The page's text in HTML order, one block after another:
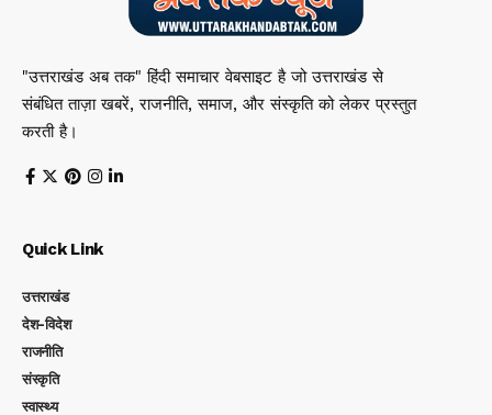
"उत्तराखंड अब तक" हिंदी समाचार वेबसाइट है जो उत्तराखंड से
संबंधित ताज़ा खबरें, राजनीति, समाज, और संस्कृति को लेकर प्रस्तुत
करती है।
Quick Link
उत्तराखंड
देश-विदेश
राजनीति
संस्कृति
स्वास्थ्य